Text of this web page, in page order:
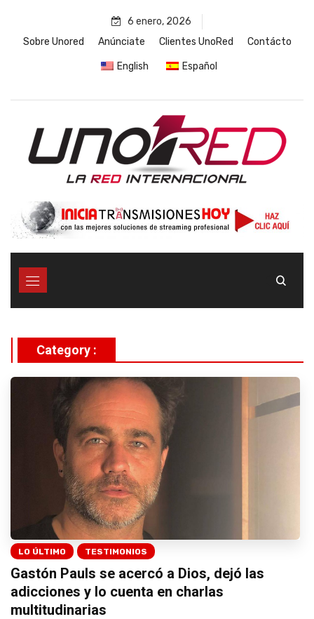
content
6 enero, 2026
Sobre Unored
Anúnciate Clientes UnoRed Contácto
English Español
Category :
LO ÚLTIMO TESTIMONIOS
Gastón Pauls se acercó a Dios, dejó las
adicciones y lo cuenta en charlas
multitudinarias